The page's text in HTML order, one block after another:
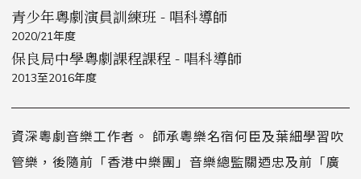
青少年粵劇演員訓練班 - 唱科導師
2020/21年度
保良局中學粵劇課程課程 - 唱科導師
2013至2016年度
資深粵劇音樂工作者。 師承粵樂名宿何臣及葉細學習吹
管樂，後隨前「香港中樂團」音樂總監關迺忠及前「廣